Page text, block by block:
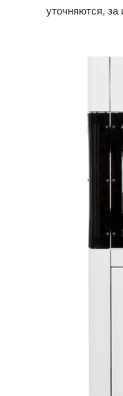
уточняются,